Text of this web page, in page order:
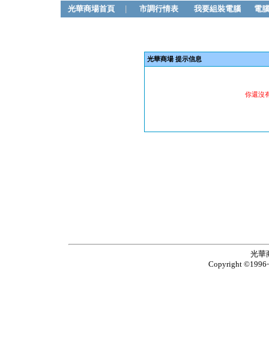
光華商場首頁 市調行情表 我要組裝電腦 電
光華商場 提示信息
你還沒
光華
Copyright